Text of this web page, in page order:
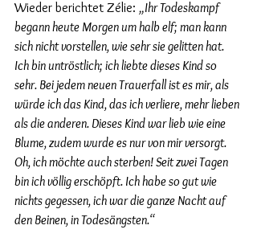
Wieder berichtet Zélie: „Ihr Todeskampf
begann heute Morgen um halb elf; man kann
sich nicht vorstellen, wie sehr sie gelitten hat.
Ich bin untröstlich; ich liebte dieses Kind so
sehr. Bei jedem neuen Trauerfall ist es mir, als
würde ich das Kind, das ich verliere, mehr lieben
als die anderen. Dieses Kind war lieb wie eine
Blume, zudem wurde es nur von mir versorgt.
Oh, ich möchte auch sterben! Seit zwei Tagen
bin ich völlig erschöpft. Ich habe so gut wie
nichts gegessen, ich war die ganze Nacht auf
den Beinen, in Todesängsten.“